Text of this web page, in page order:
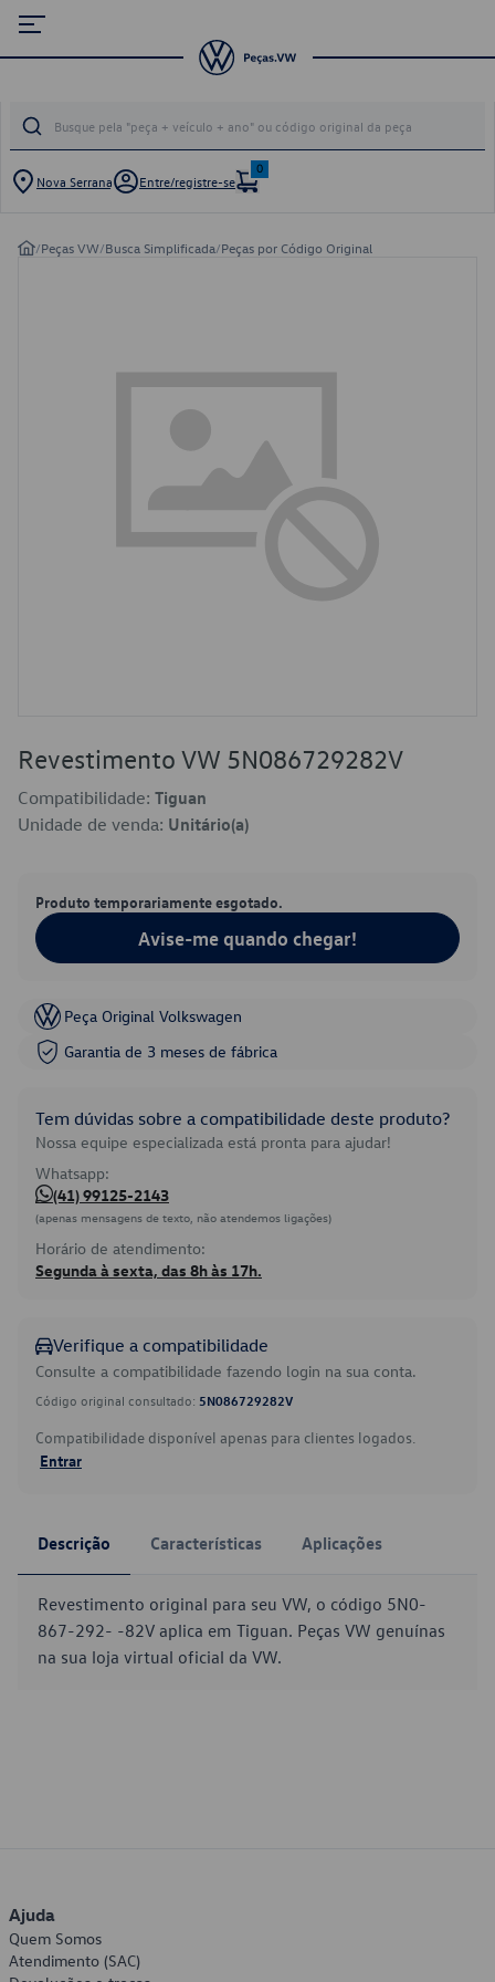
Nova Serrana Entre/registre-se
0
/Peças VW/Busca Simplificada/Peças por Código Original
Revestimento VW 5N086729282V
Compatibilidade: Tiguan
Unidade de venda: Unitário(a)
Produto temporariamente esgotado.
Avise-me quando chegar!
Peça Original Volkswagen
Garantia de 3 meses de fábrica
Tem dúvidas sobre a compatibilidade deste produto?
Nossa equipe especializada está pronta para ajudar!
Whatsapp:
(41) 99125-2143
(apenas mensagens de texto, não atendemos ligações)
Horário de atendimento:
Segunda à sexta, das 8h às 17h.
Verifique a compatibilidade
Consulte a compatibilidade fazendo login na sua conta.
Código original consultado: 5N086729282V
Compatibilidade disponível apenas para clientes logados.
Entrar
Descrição Características Aplicações
Revestimento original para seu VW, o código 5N0-
867-292- -82V aplica em Tiguan. Peças VW genuínas
na sua loja virtual oficial da VW.
Ajuda
Quem Somos
Atendimento (SAC)